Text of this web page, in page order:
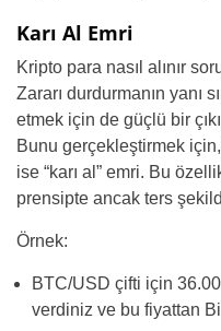
Karı Al Emri
Kripto para nasıl alınır
Zararı durdurmanın yanı
etmek için de güçlü bir
Bunu gerçekleştirmek
ise “karı al” emri. Bu
prensipte ancak ters
Örnek:
BTC/USD çifti için
verdiniz ve bu fiyattan